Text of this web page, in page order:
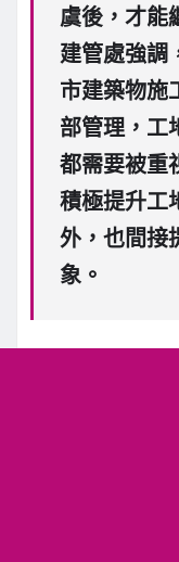
虞後，才能
建管處強調
市建築物施
部管理，工
都需要被重
積極提升工
外，也間接
象。